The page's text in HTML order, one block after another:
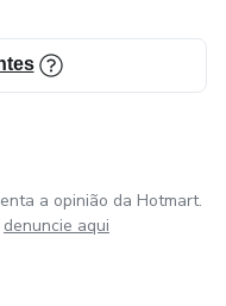
a opinião da Hotmart.
denuncie aqui